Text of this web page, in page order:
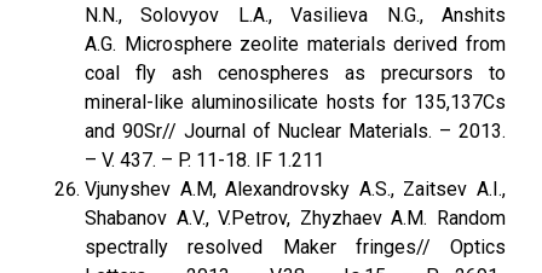
N.N., Solovyov L.A., Vasilieva N.G., Anshits
А.G. Microsphere zeolite materials derived from
coal fly ash cenospheres as precursors to
mineral-like aluminosilicate hosts for 135,137Cs
and 90Sr// Journal of Nuclear Materials. – 2013.
– V. 437. – P. 11-18. IF 1.211
Vjunyshev A.M, Alexandrovsky A.S., Zaitsev A.I.,
Shabanov A.V., V.Petrov, Zhyzhaev A.M. Random
spectrally resolved Maker fringes// Optics